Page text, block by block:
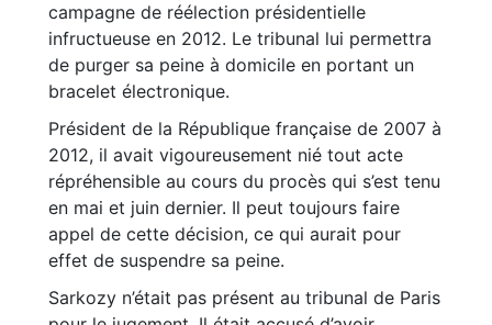
campagne de réélection présidentielle
infructueuse en 2012. Le tribunal lui permettra
de purger sa peine à domicile en portant un
bracelet électronique.
Président de la République française de 2007 à
2012, il avait vigoureusement nié tout acte
répréhensible au cours du procès qui s’est tenu
en mai et juin dernier. Il peut toujours faire
appel de cette décision, ce qui aurait pour
effet de suspendre sa peine.
Sarkozy n’était pas présent au tribunal de Paris